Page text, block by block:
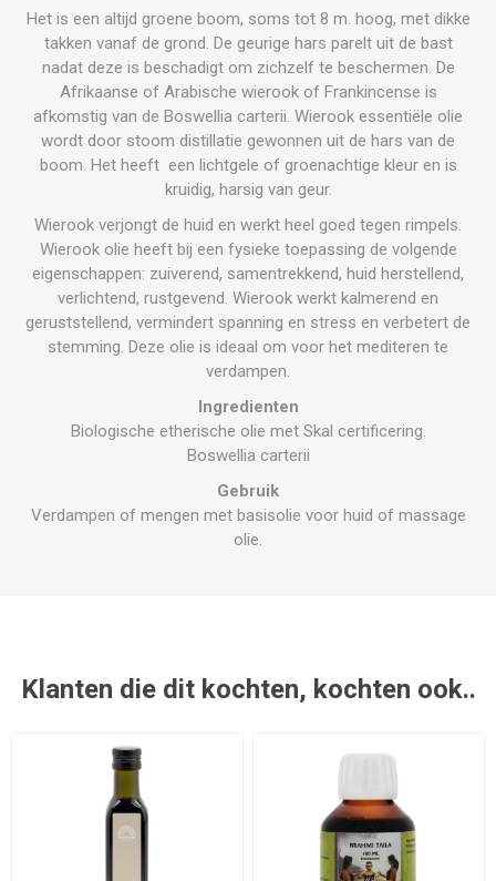
Het is een altijd groene boom, soms tot 8 m. hoog, met dikke
takken vanaf de grond. De geurige hars parelt uit de bast
nadat deze is beschadigt om zichzelf te beschermen. De
Afrikaanse of Arabische wierook of Frankincense is
afkomstig van de Boswellia carterii. Wierook essentiële olie
wordt door stoom distillatie gewonnen uit de hars van de
boom. Het heeft een lichtgele of groenachtige kleur en is
kruidig, harsig van geur.
Wierook verjongt de huid en werkt heel goed tegen rimpels.
Wierook olie heeft bij een fysieke toepassing de volgende
eigenschappen: zuiverend, samentrekkend, huid herstellend,
verlichtend, rustgevend. Wierook werkt kalmerend en
geruststellend, vermindert spanning en stress en verbetert de
stemming. Deze olie is ideaal om voor het mediteren te
verdampen.
Ingredienten
Biologische etherische olie met Skal certificering.
Boswellia carterii
Gebruik
Verdampen of mengen met basisolie voor huid of massage
olie.
Klanten die dit kochten, kochten ook..